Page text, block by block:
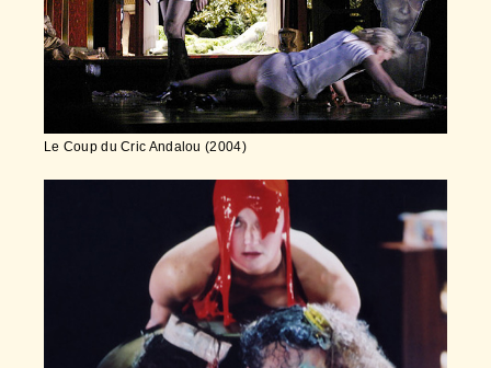
Le Coup du Cric Andalou (2004)